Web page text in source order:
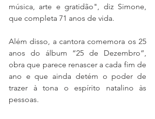
música, arte e gratidão", diz Simone,
que completa 71 anos de vida.
Além disso, a cantora comemora os 25
anos do álbum “25 de Dezembro”,
obra que parece renascer a cada fim de
ano e que ainda detém o poder de
trazer à tona o espírito natalino às
pessoas.